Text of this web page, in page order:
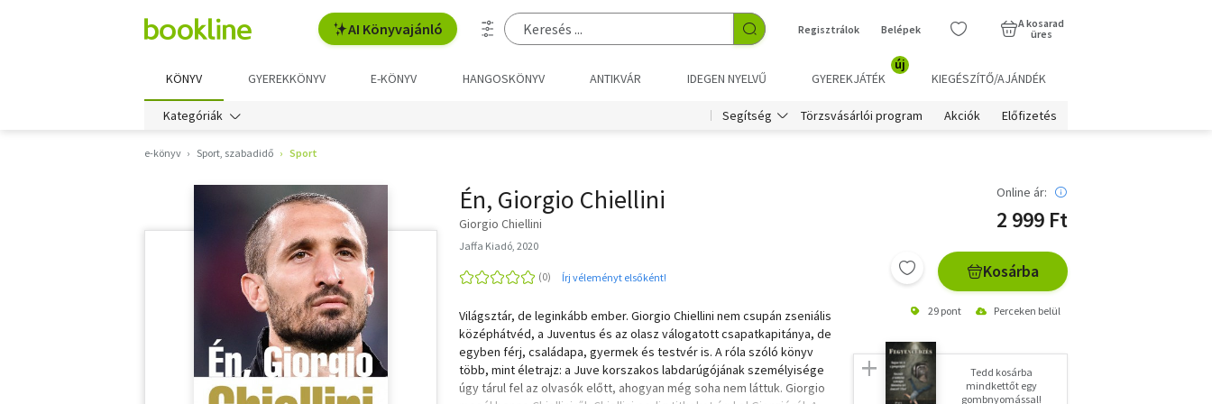
AI Könyvajánló Regisztrálok Belépek
A kosarad
üres
KÖNYV GYEREKKÖNYV E-KÖNYV HANGOSKÖNYV ANTIKVÁR IDEGEN NYELVŰ GYEREKJÁTÉK
új
KIEGÉSZÍTŐ/AJÁNDÉK
Kategóriák Segítség Törzsvásárlói program Akciók Előfizetés
e-könyv Sport, szabadidő Sport
Én, Giorgio Chiellini
Giorgio Chiellini
Jaffa Kiadó, 2020
Írj véleményt elsőként!
Világsztár, de leginkább ember. Giorgio Chiellini nem csupán zseniális
középhátvéd, a Juventus és az olasz válogatott csapatkapitánya, de
egyben férj, családapa, gyermek és testvér is. A róla szóló könyv
több, mint életrajz: a Juve korszakos labdarúgójának személyisége
úgy tárul fel az olvasók előtt, ahogyan még soha nem láttuk. Giorgio
Online ár:
2 999 Ft
Kosárba
29 pont Perceken belül
Tedd kosárba
mindkettőt egy
gombnyomással!